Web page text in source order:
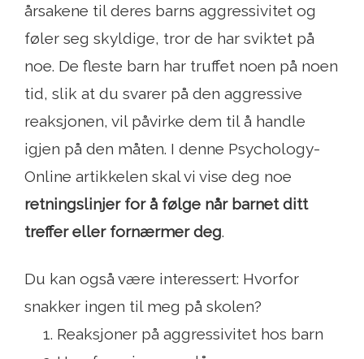
årsakene til deres barns aggressivitet og
føler seg skyldige, tror de har sviktet på
noe. De fleste barn har truffet noen på noen
tid, slik at du svarer på den aggressive
reaksjonen, vil påvirke dem til å handle
igjen på den måten. I denne Psychology-
Online artikkelen skal vi vise deg noe
retningslinjer for å følge når barnet ditt
treffer eller fornærmer deg.
Du kan også være interessert: Hvorfor
snakker ingen til meg på skolen?
Reaksjoner på aggressivitet hos barn